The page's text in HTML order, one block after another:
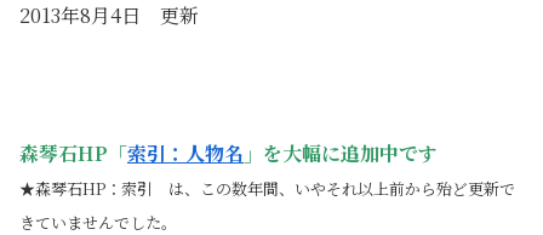
2013年8月4日 更新
森琴石HP「索引：人物名 」を大幅に追加中です
★森琴石HP：索引 は、この数年間、いやそれ以上前から殆ど更新で
きていませんでした。